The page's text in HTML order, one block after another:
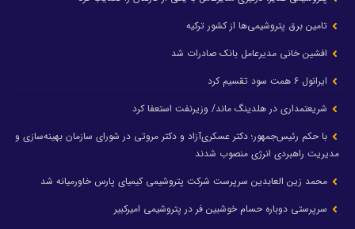
تامین برق پتروشیمی‌ها از کشور ترکیه
افشین خانی مدیرعامل بانک صادرات شد
ایرانول ۶ همت سود تقسیم کرد
شریعتمداری در هلدینگ ماند/ وزیرنفت استعفا کرد
با حکم رئیس‌جمهور؛ دکتر عسکری‌آزاد و دکتر مروتی در شورای سازمان بهینه‌سازی و
مدیریت راهبردی انرژی منصوب شدند
محمد زین العابدین سرپرست شرکت پتروشیمی کیمیای پارس خاورمیانه شد
سرپرستی دوباره حسام خوشبین فر در پتروشیمی امیرکبیر